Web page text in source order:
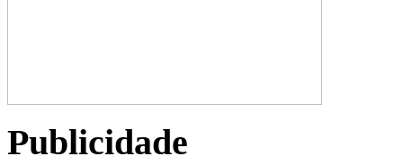
Publicidade